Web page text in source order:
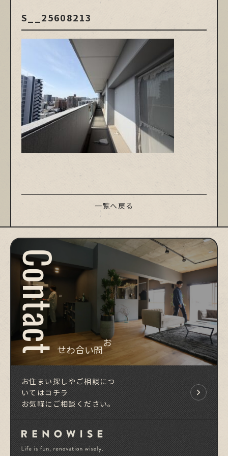
S__25608213
一覧へ戻る
Contact
お問い合わせ
お住まい探しやご相談につ
いてはコチラ
お気軽にご相談ください。